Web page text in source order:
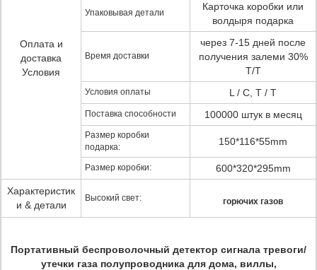
Оплата и
доставка
Условия
Упаковывая детали
Карточка коробки или
волдыря подарка
Время доставки
через 7-15 дней после
получения залеми 30%
T/T
Условия оплаты L / C, T / T
Поставка способности 100000 штук в месяц
Размер коробки
подарка:
150*116*55mm
Размер коробки:
600*320*295mm
Характеристик
и & детали
Высокий свет: горючих газов
Портативный беспроволочный детектор сигнала тревоги/
утечки газа полупроводника для дома, виллы,